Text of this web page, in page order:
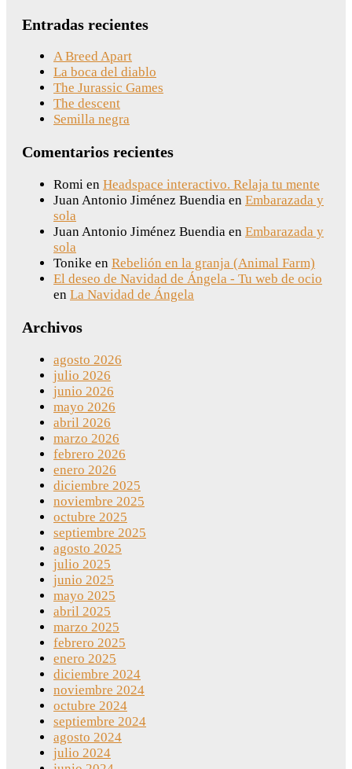
Entradas recientes
A Breed Apart
La boca del diablo
The Jurassic Games
The descent
Semilla negra
Comentarios recientes
Romi en Headspace interactivo. Relaja tu mente
Juan Antonio Jiménez Buendia en Embarazada y
sola
Juan Antonio Jiménez Buendia en Embarazada y
sola
Tonike en Rebelión en la granja (Animal Farm)
El deseo de Navidad de Ángela - Tu web de ocio
en La Navidad de Ángela
Archivos
agosto 2026
julio 2026
junio 2026
mayo 2026
abril 2026
marzo 2026
febrero 2026
enero 2026
diciembre 2025
noviembre 2025
octubre 2025
septiembre 2025
agosto 2025
julio 2025
junio 2025
mayo 2025
abril 2025
marzo 2025
febrero 2025
enero 2025
diciembre 2024
noviembre 2024
octubre 2024
septiembre 2024
agosto 2024
julio 2024